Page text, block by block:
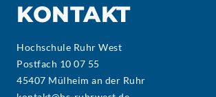
KONTAKT
Hochschule Ruhr West
Postfach 10 07 55
45407 Mülheim an der Ruhr